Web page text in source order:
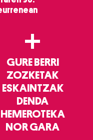
+
GURE BERRI
ZOZKETAK
ESKAINTZAK
DENDA
HEMEROTEKA
NOR GARA